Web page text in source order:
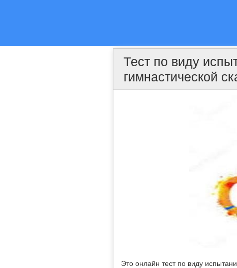
Тест по виду
гимнастической
Это онлайн тест по виду